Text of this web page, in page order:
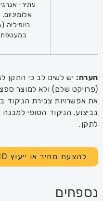
עתירי
אלומיניום.
במעטפת
הערה: יש לשים לב כי התקן
(פרויקט שלם) ולא למוצר
את אפשרויות צבירת הניקוד
בביצוע. הניקוד הסופי
לתקן.
להצעת מחיר או ייעוץ SID >>>
נספחים